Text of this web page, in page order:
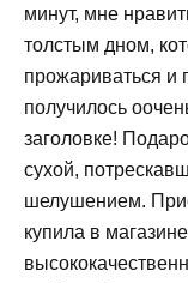
минут, мне
толстым дном,
прожариваться и
получилось
заголовке!
сухой,
шелушением.
купила в